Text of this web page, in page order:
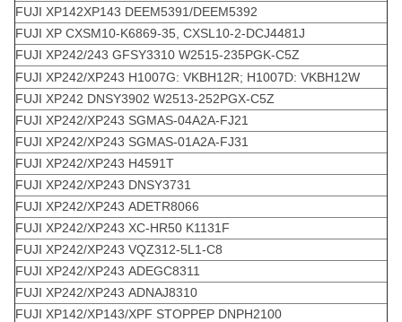
FUJI XP142XP143 DEEM5391/DEEM5392
FUJI XP CXSM10-K6869-35, CXSL10-2-DCJ4481J
FUJI XP242/243 GFSY3310 W2515-235PGK-C5Z
FUJI XP242/XP243 H1007G: VKBH12R; H1007D: VKBH12W
FUJI XP242 DNSY3902 W2513-252PGX-C5Z
FUJI XP242/XP243 SGMAS-04A2A-FJ21
FUJI XP242/XP243 SGMAS-01A2A-FJ31
FUJI XP242/XP243 H4591T
FUJI XP242/XP243 DNSY3731
FUJI XP242/XP243 ADETR8066
FUJI XP242/XP243 XC-HR50 K1131F
FUJI XP242/XP243 VQZ312-5L1-C8
FUJI XP242/XP243 ADEGC8311
FUJI XP242/XP243 ADNAJ8310
FUJI XP142/XP143/XPF STOPPEP DNPH2100